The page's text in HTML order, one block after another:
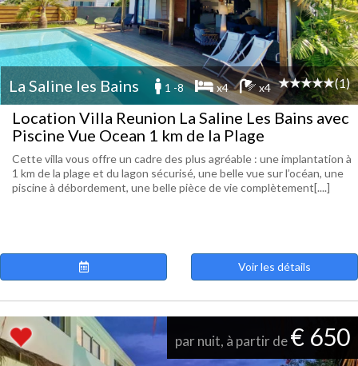
La Saline les Bains 1 -8 x4 x4 (1)
Location Villa Reunion La Saline Les Bains avec
Piscine Vue Ocean 1 km de la Plage
Cette villa vous offre un cadre des plus agréable : une implantation à
1 km de la plage et du lagon sécurisé, une belle vue sur l’océan, une
piscine à débordement, une belle pièce de vie complètement[....]
Voir les détails
par nuit, à partir de€ 650